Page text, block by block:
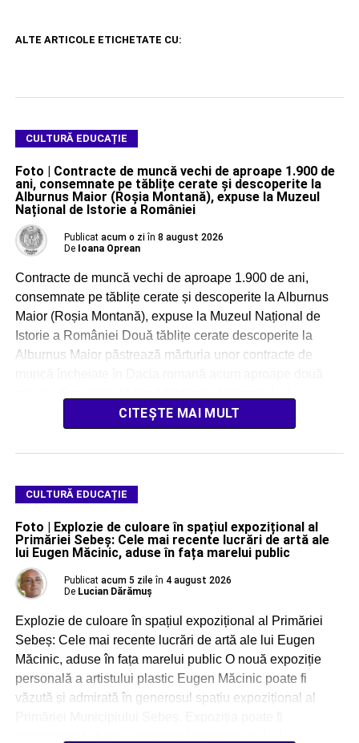
ALTE ARTICOLE ETICHETATE CU:
CULTURĂ EDUCAȚIE
Foto | Contracte de muncă vechi de aproape 1.900 de
ani, consemnate pe tăblițe cerate și descoperite la
Alburnus Maior (Roșia Montană), expuse la Muzeul
Național de Istorie a României
Publicat acum o zi în 8 august 2026
De Ioana Oprean
Contracte de muncă vechi de aproape 1.900 de ani,
consemnate pe tăblițe cerate și descoperite la Alburnus
Maior (Roșia Montană), expuse la Muzeul Național de
Istorie a României Două tăblițe cerate descoperite la
Alburnus Maior păstrează mărturia unor contracte de
CITEȘTE MAI MULT
CULTURĂ EDUCAȚIE
Foto | Explozie de culoare în spațiul expozițional al
Primăriei Sebeș: Cele mai recente lucrări de artă ale
lui Eugen Măcinic, aduse în fața marelui public
Publicat acum 5 zile în 4 august 2026
De Lucian Dărămuș
Explozie de culoare în spațiul expozițional al Primăriei
Sebeș: Cele mai recente lucrări de artă ale lui Eugen
Măcinic, aduse în fața marelui public O nouă expoziție
personală a artistului plastic Eugen Măcinic poate fi
văzută și admirată în generosul spațiu expozițional al